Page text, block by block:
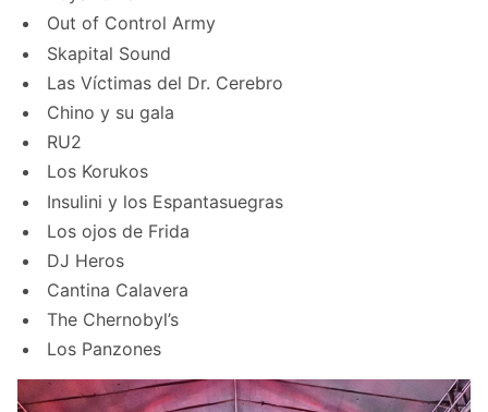
Out of Control Army
Skapital Sound
Las Víctimas del Dr. Cerebro
Chino y su gala
RU2
Los Korukos
Insulini y los Espantasuegras
Los ojos de Frida
DJ Heros
Cantina Calavera
The Chernobyl’s
Los Panzones